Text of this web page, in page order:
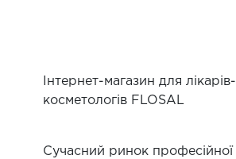
Інтернет-магазин для лікарів-
косметологів FLOSAL
Сучасний ринок професійної